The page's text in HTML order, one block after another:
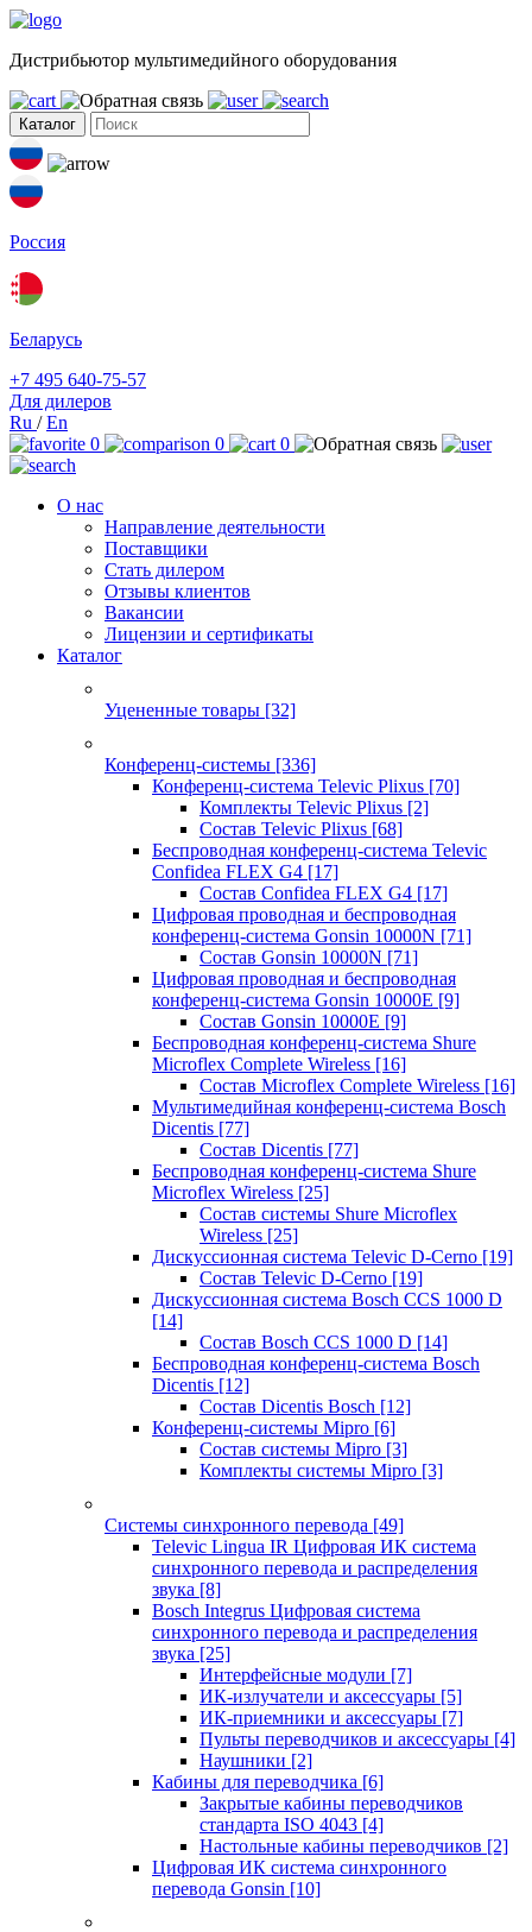
Дистрибьютор мультимедийного оборудования
Каталог
Россия
Беларусь
+7 495 640-75-57
Для дилеров
Ru /En
0
0 0
О нас
Направление деятельности
Поставщики
Стать дилером
Отзывы клиентов
Вакансии
Лицензии и сертификаты
Каталог
Уцененные товары [32]
Конференц-системы [336]
Конференц-система Televic Plixus [70]
Комплекты Televic Plixus [2]
Состав Televic Plixus [68]
Беспроводная конференц-система Televic
Confidea FLEX G4 [17]
Состав Confidea FLEX G4 [17]
Цифровая проводная и беспроводная
конференц-система Gonsin 10000N [71]
Состав Gonsin 10000N [71]
Цифровая проводная и беспроводная
конференц-система Gonsin 10000E [9]
Состав Gonsin 10000E [9]
Беспроводная конференц-система Shure
Microflex Complete Wireless [16]
Состав Microflex Complete Wireless [16]
Мультимедийная конференц-система Bosch
Dicentis [77]
Состав Dicentis [77]
Беспроводная конференц-система Shure
Microflex Wireless [25]
Состав системы Shure Microflex
Wireless [25]
Дискуссионная система Televic D-Cerno [19]
Состав Televic D-Cerno [19]
Дискуссионная система Bosch CCS 1000 D
[14]
Состав Bosch CCS 1000 D [14]
Беспроводная конференц-система Bosch
Dicentis [12]
Состав Dicentis Bosch [12]
Конференц-системы Mipro [6]
Состав системы Mipro [3]
Комплекты системы Mipro [3]
Системы синхронного перевода [49]
Televic Lingua IR Цифровая ИК система
синхронного перевода и распределения
звука [8]
Bosch Integrus Цифровая система
синхронного перевода и распределения
звука [25]
Интерфейсные модули [7]
ИК-излучатели и аксессуары [5]
ИК-приемники и аксессуары [7]
Пульты переводчиков и аксессуары [4]
Наушники [2]
Кабины для переводчика [6]
Закрытые кабины переводчиков
стандарта ISO 4043 [4]
Настольные кабины переводчиков [2]
Цифровая ИК система синхронного
перевода Gonsin [10]